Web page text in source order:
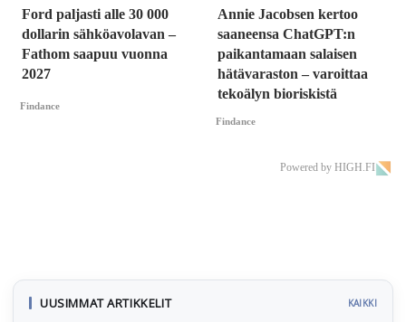
Ford paljasti alle 30 000
dollarin sähköavolavan –
Fathom saapuu vuonna
2027
Findance
Annie Jacobsen kertoo
saaneensa ChatGPT:n
paikantamaan salaisen
hätävaraston – varoittaa
tekoälyn bioriskistä
Findance
Powered by HIGH.FI
UUSIMMAT ARTIKKELIT KAIKKI